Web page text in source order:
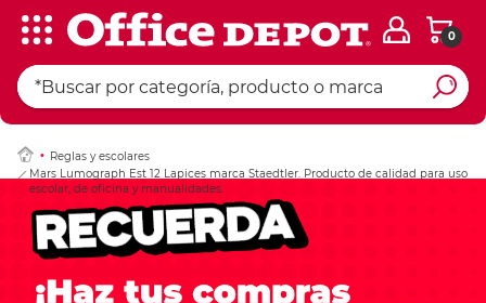
0
Reglas y escolares
Mars Lumograph Est 12 Lapices marca Staedtler. Producto de calidad para uso
escolar, de oficina y manualidades.
Ingresar Codigo